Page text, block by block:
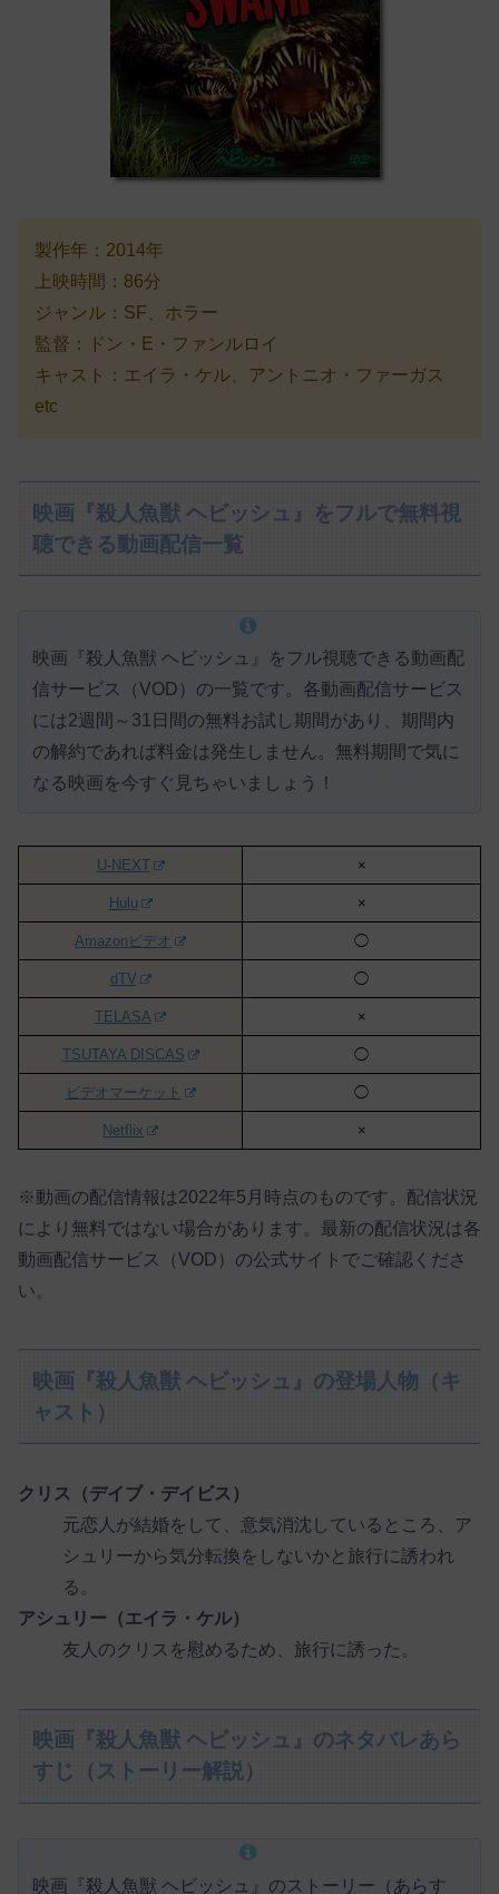
製作年：2014年
上映時間：86分
ジャンル：SF、ホラー
監督：ドン・E・ファンルロイ
キャスト：エイラ・ケル、アントニオ・ファーガス
etc
映画『殺人魚獣 ヘビッシュ』をフルで無料視
聴できる動画配信一覧
映画『殺人魚獣 ヘビッシュ』をフル視聴できる動画配
信サービス（VOD）の一覧です。各動画配信サービス
には2週間～31日間の無料お試し期間があり、期間内
の解約であれば料金は発生しません。 無料期間で気に
なる映画を今すぐ見ちゃいましょう！
U-NEXT ×
Hulu ×
Amazonビデオ ◯
dTV ◯
TELASA ×
TSUTAYA DISCAS ◯
ビデオマーケット ◯
Netflix ×
※動画の配信情報は2022年5月時点のものです。配信状況
により無料ではない場合があります。最新の配信状況は各
動画配信サービス（VOD）の公式サイトでご確認くださ
い。
映画『殺人魚獣 ヘビッシュ』の登場人物（キ
ャスト）
クリス（デイブ・デイビス）
元恋人が結婚をして、意気消沈しているところ、ア
シュリーから気分転換をしないかと旅行に誘われ
る。
アシュリー（エイラ・ケル）
友人のクリスを慰めるため、旅行に誘った。
映画『殺人魚獣 ヘビッシュ』のネタバレあら
すじ（ストーリー解説）
映画『殺人魚獣 ヘビッシュ』のストーリー（あらす